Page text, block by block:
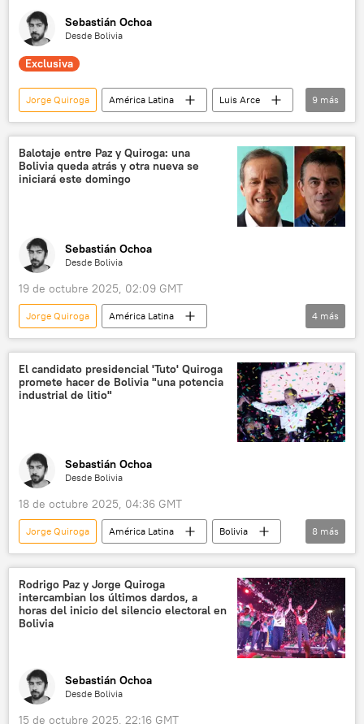
Sebastián Ochoa
Desde Bolivia
Exclusiva
Jorge Quiroga América Latina
Luis Arce
Bolivia
💬 Entrevistas
Elecciones presidenciales en Bolivia (2025)
Rodrigo Paz
EEUU
política
9 más
Balotaje entre Paz y Quiroga: una
Bolivia queda atrás y otra nueva se
iniciará este domingo
Sebastián Ochoa
Desde Bolivia
19 de octubre 2025, 02:09 GMT
Jorge Quiroga
América Latina
Rodrigo Paz
Bolivia
💬 Opinión y Análisis
Evo Morales
Movimiento Al Socialismo (MAS)
4 más
El candidato presidencial 'Tuto' Quiroga
promete hacer de Bolivia "una potencia
industrial de litio"
Sebastián Ochoa
Desde Bolivia
18 de octubre 2025, 04:36 GMT
Jorge Quiroga América Latina
Bolivia
Gobierno de Bolivia
Rodrigo Paz
política
💬 Opinión y Análisis
Movimiento Al Socialismo (MAS)
BRICS
China
8 más
Rodrigo Paz y Jorge Quiroga
intercambian los últimos dardos, a
horas del inicio del silencio electoral en
Bolivia
Sebastián Ochoa
Desde Bolivia
15 de octubre 2025, 22:16 GMT